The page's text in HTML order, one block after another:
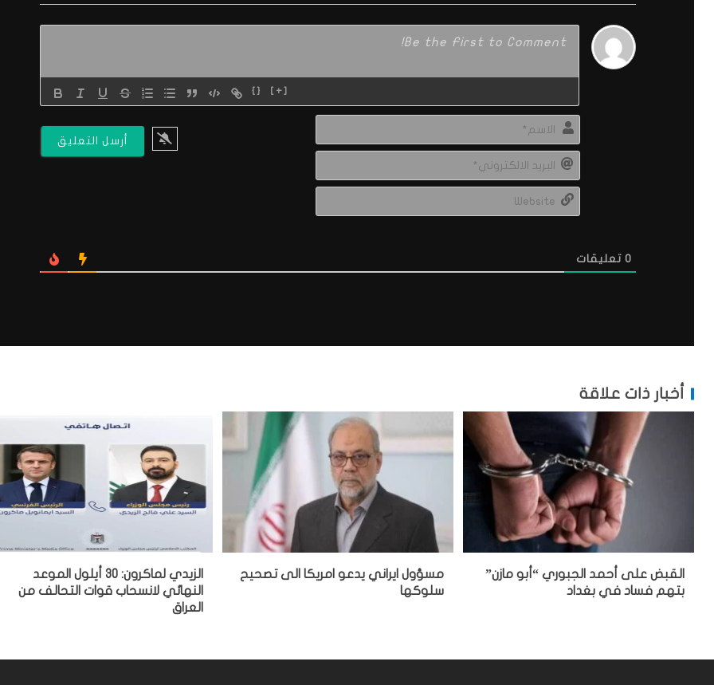
{} [+]
0 تعليقات
أخبار ذات علاقة
القبض على أحمد الجبوري “أبو مازن”
بتهم فساد في بغداد
مسؤول ايراني يدعو امريكا الى تصحيح
سلوكها
الزيدي لماكرون: 30 أيلول الموعد
النهائي لانسحاب قوات التحالف من
العراق